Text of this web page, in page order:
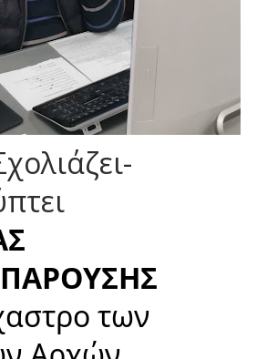
χολιάζει-
πτει
των